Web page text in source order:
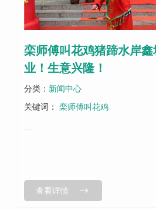
栾师傅叫花鸡猪蹄水岸
业！生意兴隆！
分类： 新闻中心
关键词：
栾师傅叫花鸡
查看详情